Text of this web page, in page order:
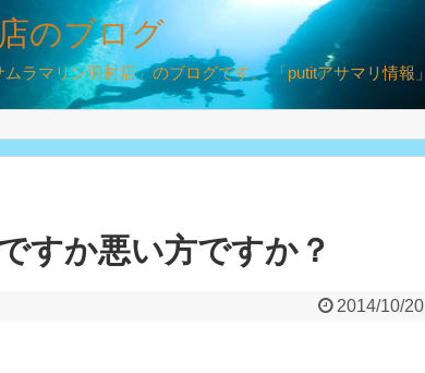
のブログ
ラマリン羽村店」のブログです。 「putitアサマリ情報」
すか悪い方ですか？
2014/10/20